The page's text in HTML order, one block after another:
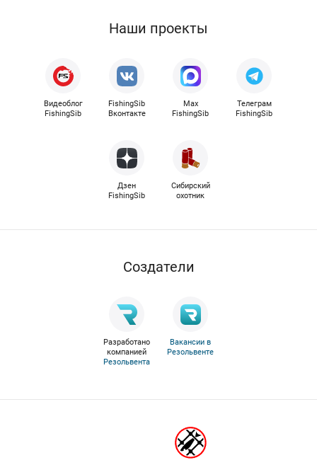
Наши проекты
Видеоблог
FishingSib
FishingSib
Вконтакте
Max
FishingSib
Телеграм
FishingSib
Дзен
FishingSib
Сибирский
охотник
Cоздатели
Разработано
компанией
Резольвента
Вакансии в
Резольвенте